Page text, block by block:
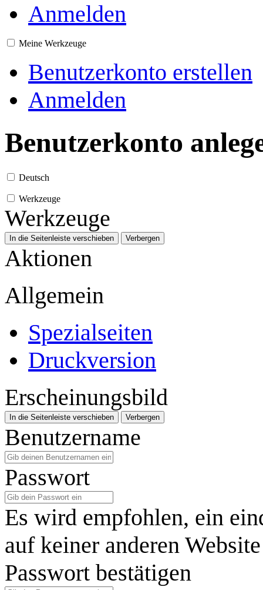
Anmelden
Meine Werkzeuge
Benutzerkonto erstellen
Anmelden
Benutzerkonto
Deutsch
Werkzeuge
Werkzeuge
In die Seitenleiste verschieben Verbergen
Aktionen
Allgemein
Spezialseiten
Druckversion
Erscheinungsbild
In die Seitenleiste verschieben Verbergen
Benutzername
Passwort
Es wird empfohlen, ein
auf keiner anderen
Passwort bestätigen